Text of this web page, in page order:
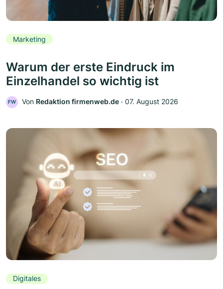
Marketing
Warum der erste Eindruck im
Einzelhandel so wichtig ist
FW Von Redaktion firmenweb.de ‧ 07. August 2026
Digitales